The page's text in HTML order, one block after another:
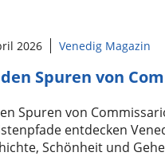
2026 Venedig Magazin
Spuren von
Spuren von
entdecken
Schönheit und